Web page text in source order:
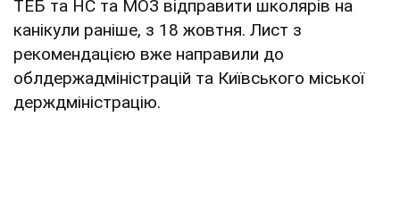
ТЕБ та НС та МОЗ відправити школярів на
канікули раніше, з 18 жовтня. Лист з
рекомендацією вже направили до
облдержадміністрацій та Київського міської
держдміністрацію.